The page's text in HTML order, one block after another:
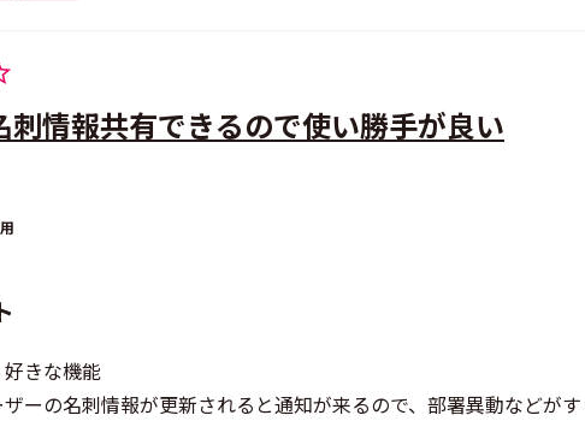
刺情報共有できるので使い勝手が良い
きな機能
ザーの名刺情報が更新されると通知が来るので、部署異動などが